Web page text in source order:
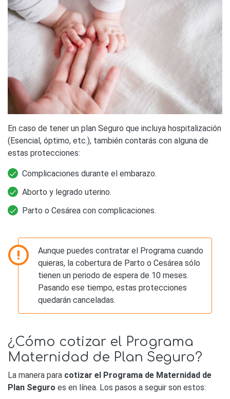
En caso de tener un plan Seguro que incluya hospitalización
(Esencial, óptimo, etc.), también contarás con alguna de
estas protecciones:
Complicaciones durante el embarazo.
Aborto y legrado uterino.
Parto o Cesárea con complicaciones.
Aunque puedes contratar el Programa cuando
quieras, la cobertura de Parto o Cesárea sólo
tienen un periodo de espera de 10 meses.
Pasando ese tiempo, estas protecciones
quedarán canceladas.
¿Cómo cotizar el Programa
Maternidad de Plan Seguro?
La manera para cotizar el Programa de Maternidad de
Plan Seguro es en línea. Los pasos a seguir son estos: